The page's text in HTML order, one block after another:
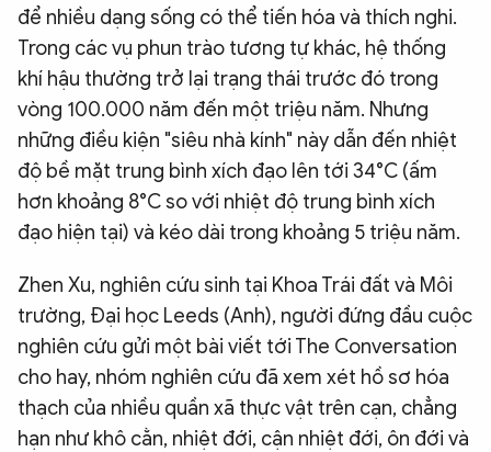
để nhiều dạng sống có thể tiến hóa và thích nghi.
Trong các vụ phun trào tương tự khác, hệ thống
khí hậu thường trở lại trạng thái trước đó trong
vòng 100.000 năm đến một triệu năm. Nhưng
những điều kiện "siêu nhà kính" này dẫn đến nhiệt
độ bề mặt trung bình xích đạo lên tới 34°C (ấm
hơn khoảng 8°C so với nhiệt độ trung bình xích
đạo hiện tại) và kéo dài trong khoảng 5 triệu năm.
Zhen Xu, nghiên cứu sinh tại Khoa Trái đất và Môi
trường, Đại học Leeds (Anh), người đứng đầu cuộc
nghiên cứu gửi một bài viết tới The Conversation
cho hay, nhóm nghiên cứu đã xem xét hồ sơ hóa
thạch của nhiều quần xã thực vật trên cạn, chẳng
hạn như khô cằn, nhiệt đới, cận nhiệt đới, ôn đới và